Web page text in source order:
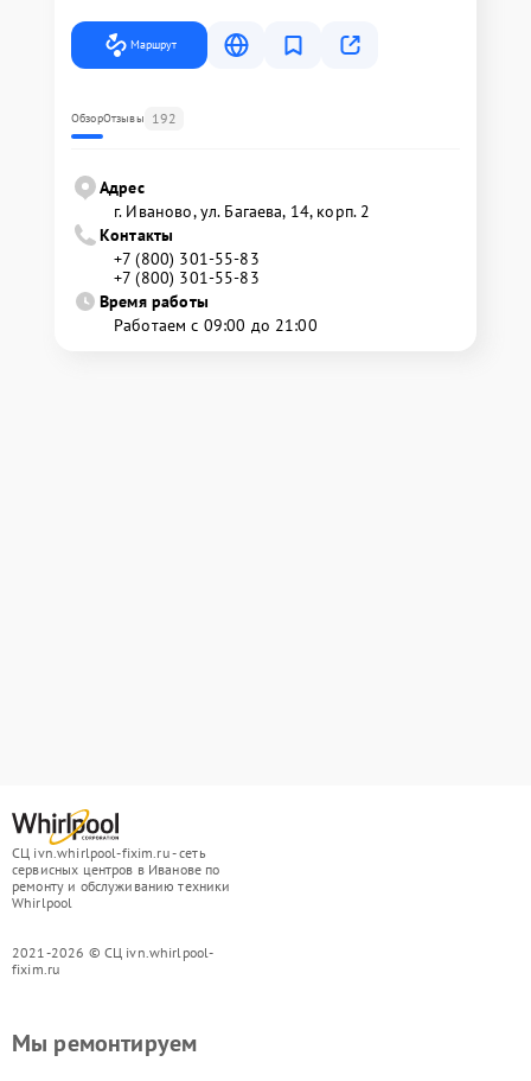
Маршрут
ОбзорОтзывы 192
Адрес
г. Иваново, ул. Багаева, 14, корп. 2
Контакты
+7 (800) 301-55-83
+7 (800) 301-55-83
Время работы
Работаем с 09:00 до 21:00
СЦ ivn.whirlpool-fixim.ru - сеть
сервисных центров в Иванове по
ремонту и обслуживанию техники
Whirlpool
2021-2026 © СЦ ivn.whirlpool-
fixim.ru
Мы ремонтируем